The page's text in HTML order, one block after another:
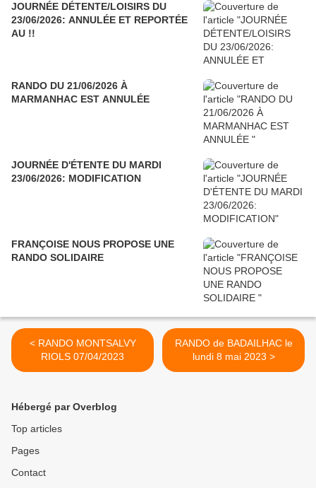
JOURNÉE DÉTENTE/LOISIRS DU
23/06/2026: ANNULÉE ET REPORTÉE
AU !!
RANDO DU 21/06/2026 À
MARMANHAC EST ANNULÉE
JOURNÉE D'ÉTENTE DU MARDI
23/06/2026: MODIFICATION
FRANÇOISE NOUS PROPOSE UNE
RANDO SOLIDAIRE
< RANDO MONTSALVY
RIOLS 07/04/2023
RANDO de BADAILHAC le
lundi 8 mai 2023 >
Hébergé par Overblog
Top articles
Pages
Contact